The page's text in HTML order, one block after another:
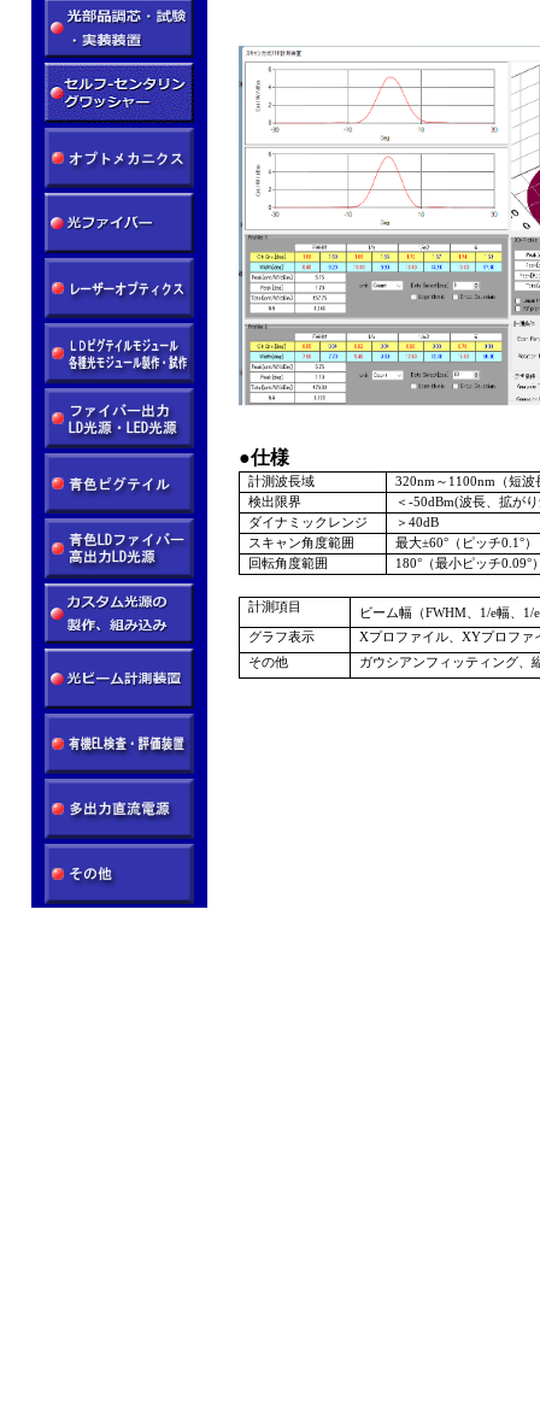
●仕様
計測波長域
320nm～1100nm（短
検出限界
＜-50dBm(波長、拡が
ダイナミックレンジ
＞ 40dB
スキャン角度範囲
最大±60°（ピッチ0.1°）
回転角度範囲
180°（最小ピッチ0.09°
計測項目 ビーム幅（FWHM、1/e幅、1/e
グラフ表示
Xプロファイル、XYプロファ
その他
ガウシアンフィッティング、